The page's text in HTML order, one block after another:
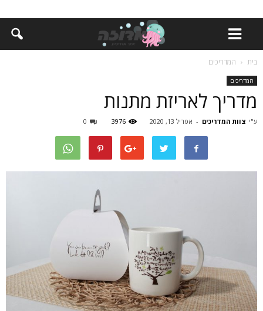
בית המדריכים
המדריכים
מדריך לאריזת מתנות
ע"י צוות המדריכים - אפריל 13, 2020 3976
0